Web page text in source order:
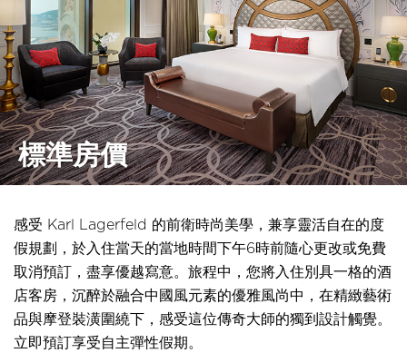
標準房價
感受 Karl Lagerfeld 的前衛時尚美學，兼享靈活自在的度
假規劃，於入住當天的當地時間下午6時前隨心更改或免費
取消預訂，盡享優越寫意。旅程中，您將入住別具一格的酒
店客房，沉醉於融合中國風元素的優雅風尚中，在精緻藝術
品與摩登裝潢圍繞下，感受這位傳奇大師的獨到設計觸覺。
立即預訂享受自主彈性假期。